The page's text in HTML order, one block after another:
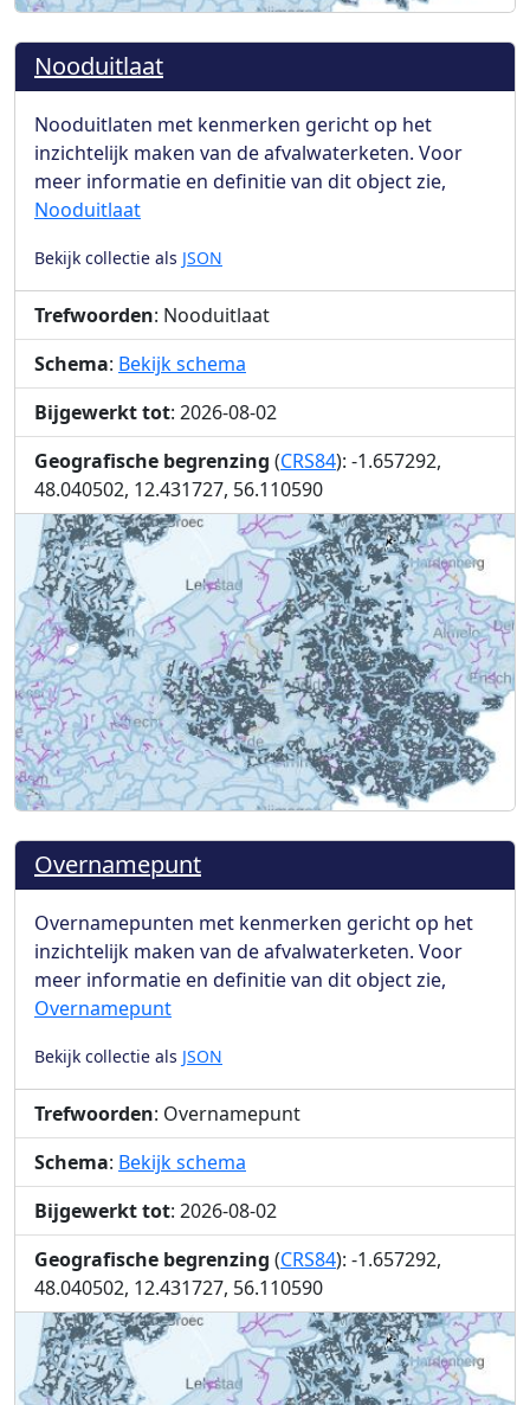
Nooduitlaat
Nooduitlaten met kenmerken gericht op het
inzichtelijk maken van de afvalwaterketen. Voor
meer informatie en definitie van dit object zie,
Nooduitlaat
Bekijk collectie als JSON
Trefwoorden: Nooduitlaat
Schema: Bekijk schema
Bijgewerkt tot: 2026-08-02
Geografische begrenzing (CRS84): -1.657292,
48.040502, 12.431727, 56.110590
Overnamepunt
Overnamepunten met kenmerken gericht op het
inzichtelijk maken van de afvalwaterketen. Voor
meer informatie en definitie van dit object zie,
Overnamepunt
Bekijk collectie als JSON
Trefwoorden: Overnamepunt
Schema: Bekijk schema
Bijgewerkt tot: 2026-08-02
Geografische begrenzing (CRS84): -1.657292,
48.040502, 12.431727, 56.110590